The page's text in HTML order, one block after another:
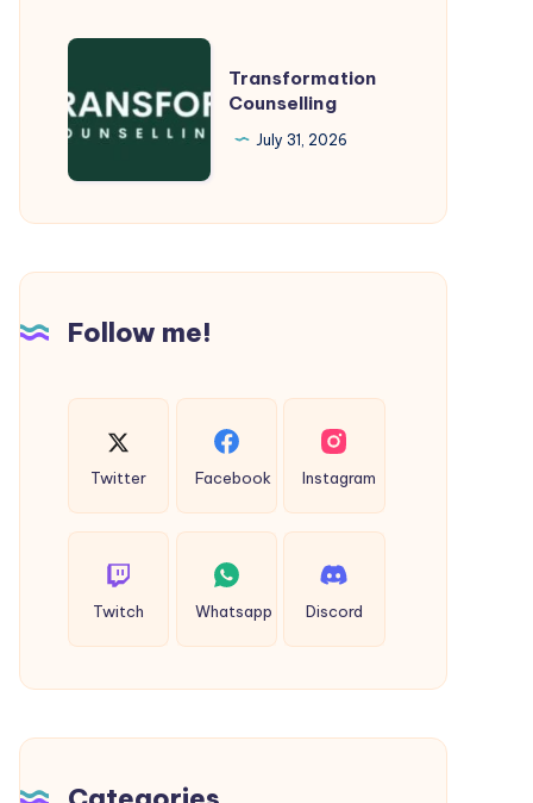
Tirupati
to
Kanipakam
Fare
Transformation
Counselling
Transformation
Counselling
July 31, 2026
Follow me!
Twitter Facebook Instagram
Twitch Whatsapp Discord